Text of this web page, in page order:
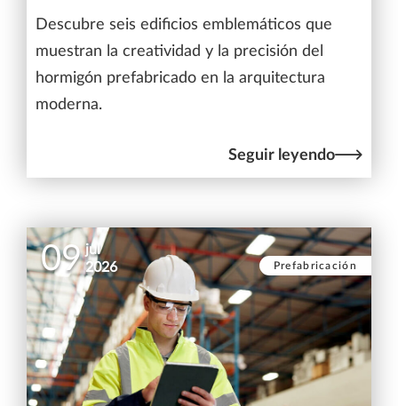
Descubre seis edificios emblemáticos que
muestran la creatividad y la precisión del
hormigón prefabricado en la arquitectura
moderna.
Seguir leyendo
09 jul
2026
Prefabricación